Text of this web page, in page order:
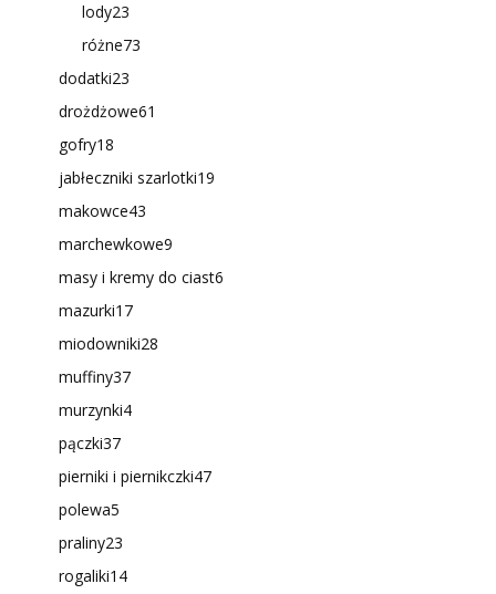
lody23
różne73
dodatki23
drożdżowe61
gofry18
jabłeczniki szarlotki19
makowce43
marchewkowe9
masy i kremy do ciast6
mazurki17
miodowniki28
muffiny37
murzynki4
pączki37
pierniki i piernikczki47
polewa5
praliny23
rogaliki14